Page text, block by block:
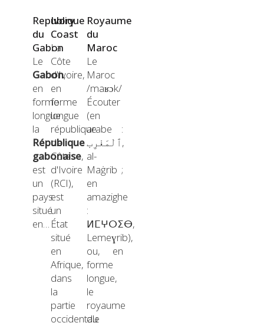
Republique
du
Gabon
Le
Gabon,
en
forme
longue
la
République
gabonaise,
est
un
pays
situé
en…
Ivory
Coast
La
Côte
d'Ivoire,
en
forme
longue
république
de
Côte
d'Ivoire
(RCI),
est
un
État
situé
en
Afrique,
dans
la
partie
occidentale
Royaume
du
Maroc
Le
Maroc
/maʁɔk/
Écouter
(en
arabe :
ٱلْمَغْرِب,
al-
Maġrib ;
en
amazighe
:
ⵍⵎⵖⵔⵉⴱ,
Lemeɣrib),
ou, en
forme
longue,
le
royaume
du